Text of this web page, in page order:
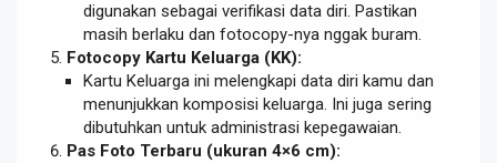
digunakan sebagai verifikasi data diri. Pastikan
masih berlaku dan fotocopy-nya nggak buram.
Fotocopy Kartu Keluarga (KK):
Kartu Keluarga ini melengkapi data diri kamu dan
menunjukkan komposisi keluarga. Ini juga sering
dibutuhkan untuk administrasi kepegawaian.
Pas Foto Terbaru (ukuran 4×6 cm):